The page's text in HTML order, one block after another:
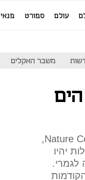
עולם ספורט פנאי
משבר האקלים
לפי מחקר חדש שהתפרסם בכתב העת Nature Communications,
הגדולות יהיו